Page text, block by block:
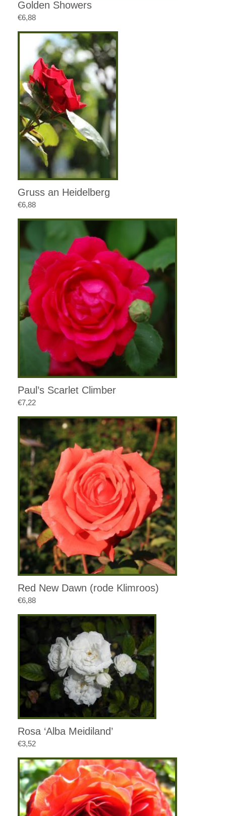
Golden Showers
€6,88
Gruss an Heidelberg
€6,88
Paul’s Scarlet Climber
€7,22
Red New Dawn (rode Klimroos)
€6,88
Rosa ‘Alba Meidiland’
€3,52